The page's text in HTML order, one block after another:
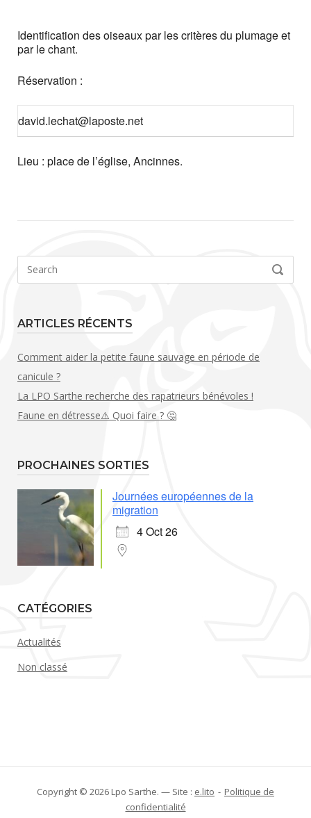
Identification des oiseaux par les critères du plumage et
par le chant.
Réservation :
david.lechat@laposte.net
Lieu : place de l’église, Ancinnes.
SEARCH
ARTICLES RÉCENTS
Comment aider la petite faune sauvage en période de
canicule ?
La LPO Sarthe recherche des rapatrieurs bénévoles !
Faune en détresse⚠️ Quoi faire ? 🤔
PROCHAINES SORTIES
Journées européennes de la
migration
4 Oct 26
CATÉGORIES
Actualités
Non classé
Copyright © 2026 Lpo Sarthe. — Site : e.lito
Politique de
confidentialité